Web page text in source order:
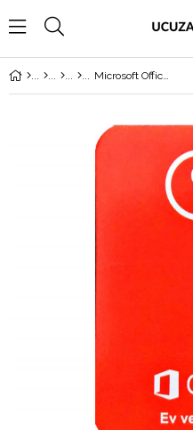
Microsoft Office 2016 Ev ve İş Lisans Kartı X20-34351-01